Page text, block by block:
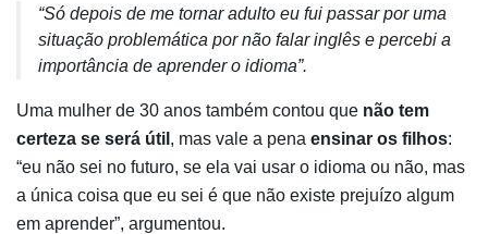
“Só depois de me tornar adulto eu fui passar por uma
situação problemática por não falar inglês e percebi a
importância de aprender o idioma”.
Uma mulher de 30 anos também contou que não tem
certeza se será útil , mas vale a pena ensinar os filhos:
“eu não sei no futuro, se ela vai usar o idioma ou não, mas
a única coisa que eu sei é que não existe prejuízo algum
em aprender”, argumentou.